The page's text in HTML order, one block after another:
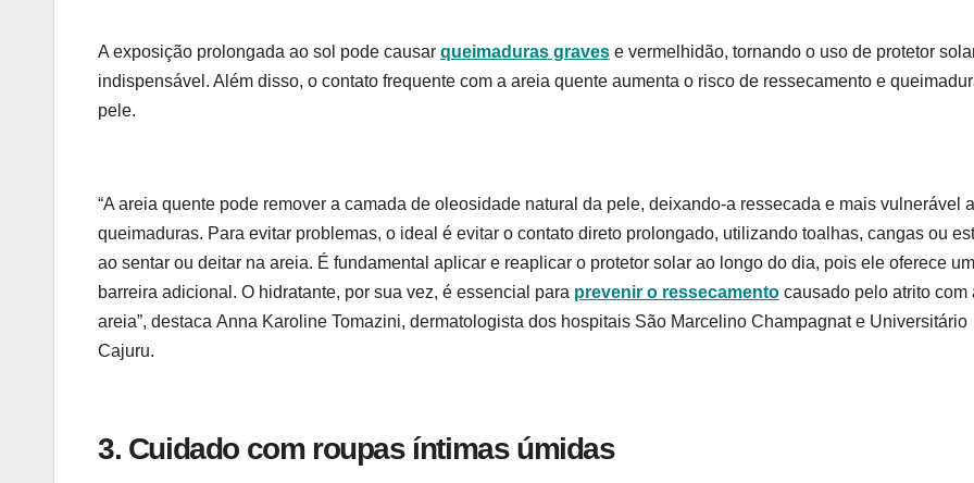
A exposição prolongada ao sol pode causar queimaduras graves e vermelhidão, tornando o uso de protetor
indispensável. Além disso, o contato frequente com a areia quente aumenta o risco de ressecamento e
pele.
“A areia quente pode remover a camada de oleosidade natural da pele, deixando-a ressecada e mais vulnerável a
queimaduras. Para evitar problemas, o ideal é evitar o contato direto prolongado, utilizando toalhas, cangas ou
ao sentar ou deitar na areia. É fundamental aplicar e reaplicar o protetor solar ao longo do dia, pois ele oferece
barreira adicional. O hidratante, por sua vez, é essencial para prevenir o ressecamento causado pelo atrito com
areia”, destaca Anna Karoline Tomazini, dermatologista dos hospitais São Marcelino Champagnat e Universitário
Cajuru.
3. Cuidado com roupas íntimas úmidas